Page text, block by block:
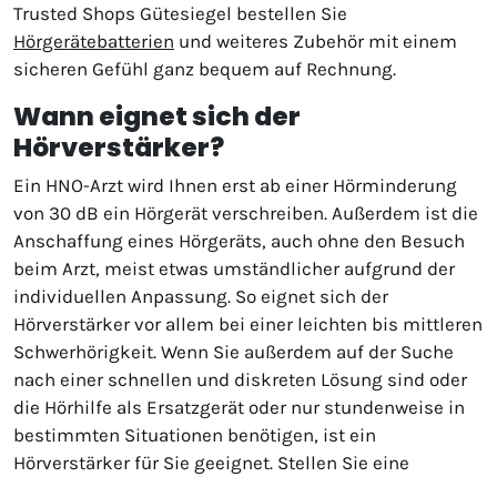
Trusted Shops Gütesiegel bestellen Sie
Hörgerätebatterien und weiteres Zubehör mit einem
sicheren Gefühl ganz bequem auf Rechnung.
Wann eignet sich der
Hörverstärker?
Ein HNO-Arzt wird Ihnen erst ab einer Hörminderung
von 30 dB ein Hörgerät verschreiben. Außerdem ist die
Anschaffung eines Hörgeräts, auch ohne den Besuch
beim Arzt, meist etwas umständlicher aufgrund der
individuellen Anpassung. So eignet sich der
Hörverstärker vor allem bei einer leichten bis mittleren
Schwerhörigkeit. Wenn Sie außerdem auf der Suche
nach einer schnellen und diskreten Lösung sind oder
die Hörhilfe als Ersatzgerät oder nur stundenweise in
bestimmten Situationen benötigen, ist ein
Hörverstärker für Sie geeignet. Stellen Sie eine